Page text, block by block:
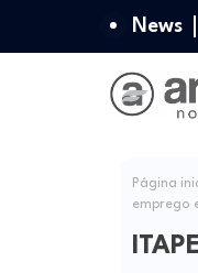
News
Página
emprego